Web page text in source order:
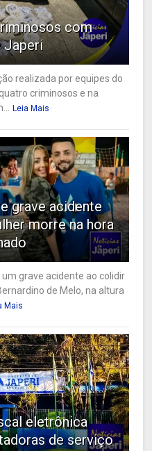
com
Japeri
realizada por equipes do
criminosos e na
Leia Mais
grave acidente
morre na hora
grave acidente ao colidir
de Melo, na altura
Mais
eletrônica
de serviço